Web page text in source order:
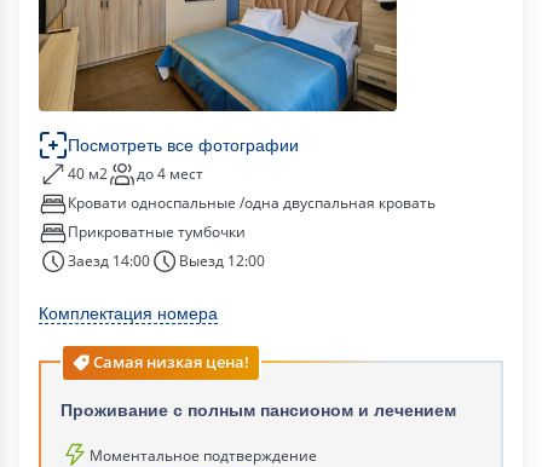
Посмотреть все фотографии
40 м2
до 4 мест
Кровати односпальные /одна двуспальная кровать
Прикроватные тумбочки
Заезд 14:00
Выезд 12:00
Комплектация номера
Самая низкая цена!
Проживание с полным пансионом и лечением
Моментальное подтверждение